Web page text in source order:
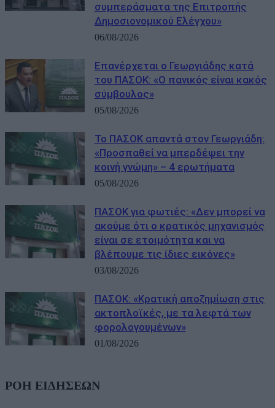
συμπεράσματα της Επιτροπής
Δημοσιονομικού Ελέγχου»
06/08/2026
Επανέρχεται ο Γεωργιάδης κατά
του ΠΑΣΟΚ: «Ο πανικός είναι κακός
σύμβουλος»
05/08/2026
Το ΠΑΣΟΚ απαντά στον Γεωργιάδη:
«Προσπαθεί να μπερδέψει την
κοινή γνώμη» – 4 ερωτήματα
05/08/2026
ΠΑΣΟΚ για φωτιές: «Δεν μπορεί να
ακούμε ότι ο κρατικός μηχανισμός
είναι σε ετοιμότητα και να
βλέπουμε τις ίδιες εικόνες»
03/08/2026
ΠΑΣΟΚ: «Κρατική αποζημίωση στις
ακτοπλοϊκές, με τα λεφτά των
φορολογουμένων»
01/08/2026
ΡΟΗ ΕΙΔΗΣΕΩΝ